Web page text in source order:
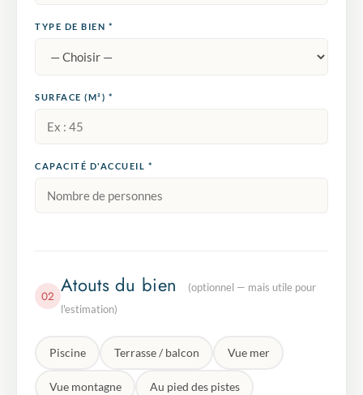
TYPE DE BIEN *
SURFACE (M²) *
CAPACITÉ D'ACCUEIL *
02 Atouts du bien
(optionnel — mais utile pour
l'estimation)
Piscine Terrasse / balcon Vue mer
Vue montagne Au pied des pistes